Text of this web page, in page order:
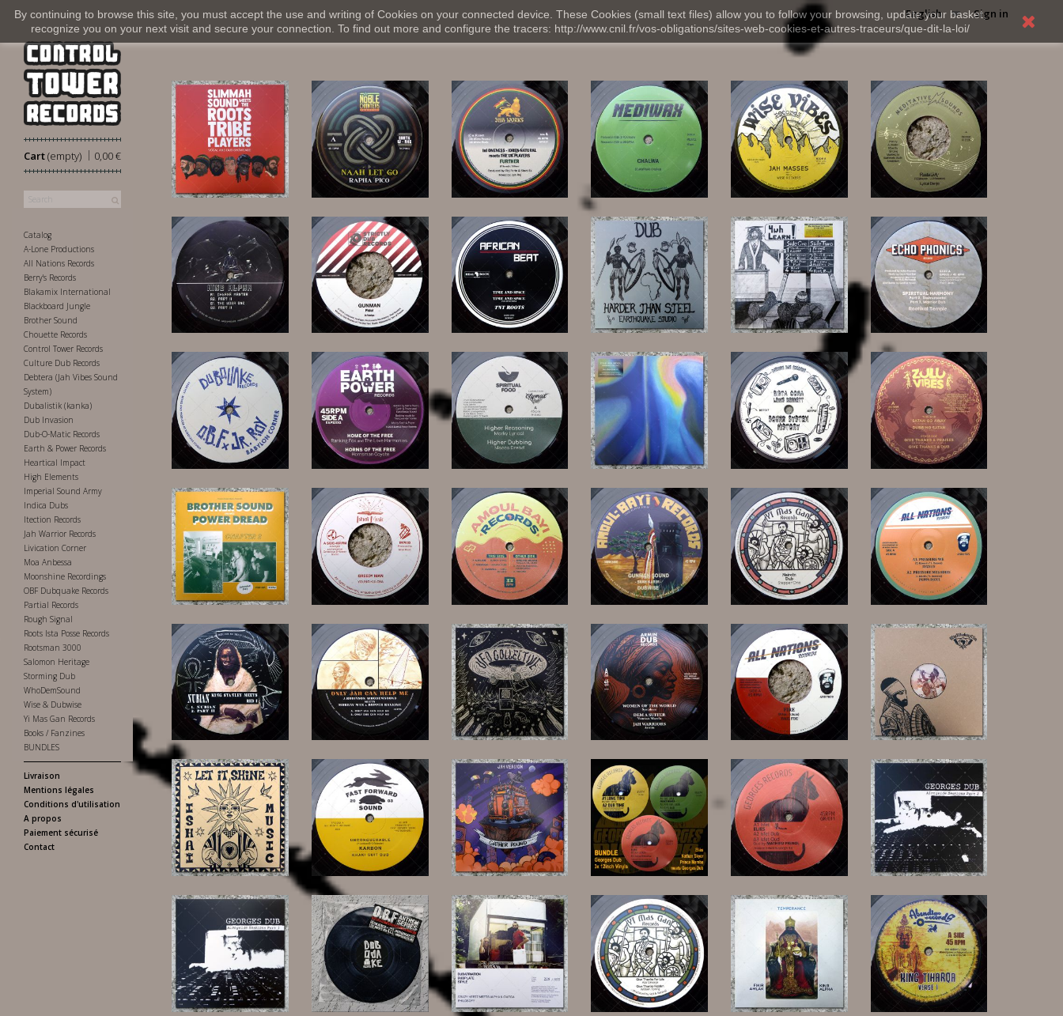
By continuing to browse this site, you must accept the use and writing of Cookies on your connected device. These Cookies (small text files) allow you to follow your browsing, update your basket,
recognize you on your next visit and secure your connection. To find out more and configure the tracers: http://www.cnil.fr/vos-obligations/sites-web-cookies-et-autres-traceurs/que-dit-la-loi/
Sign in
English
Cart 0,00 €
|
(empty)
Catalog
A-Lone Productions
All Nations Records
Berry's Records
Blakamix International
Blackboard Jungle
Brother Sound
Chouette Records
Control Tower Records
Culture Dub Records
Debtera (Jah Vibes Sound
System)
Dubalistik (kanka)
Dub Invasion
Dub-O-Matic Records
Earth & Power Records
Heartical Impact
High Elements
Imperial Sound Army
Indica Dubs
Itection Records
Jah Warrior Records
Livication Corner
Moa Anbessa
Moonshine Recordings
OBF Dubquake Records
Partial Records
Rough Signal
Roots Ista Posse Records
Rootsman 3000
Salomon Heritage
Storming Dub
WhoDemSound
Wise & Dubwise
Yi Mas Gan Records
Books / Fanzines
BUNDLES
Livraison
Mentions légales
Conditions d'utilisation
A propos
Paiement sécurisé
Contact
30,00 €
12,00 €
16,00 €
16,00 €
12,00 €
8,00 €
18,00 €
30,00 € 30,00 € 13,00 €
15,00 €
14,00 €
15,00 €
34,00 € 14,00 € 17,00 €
17,00 € 13,00 € 15,00 € 15,00 € 15,00 € 15,00 €
17,00 € 13,00 € 25,00 € 16,00 €
11,00 €
17,00 €
17,00 € 15,00 € 25,00 € 33,00 € 15,00 € 17,00 €
17,00 € 20,00 € 15,00 € 26,00 € 12,00 €